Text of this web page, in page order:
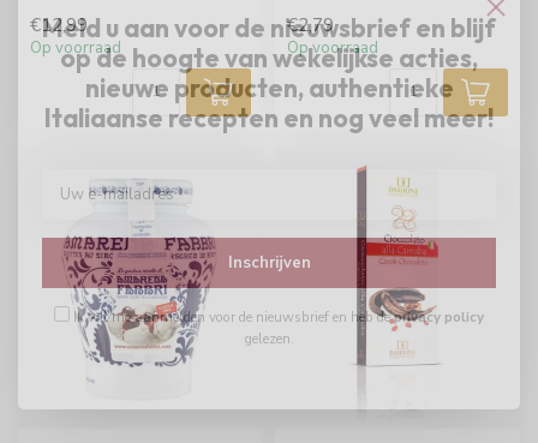
€12,99
Op voorraad
€2,79
Op voorraad
Meld u aan voor de nieuwsbrief en blijf
op de hoogte van wekelijkse acties,
nieuwe producten, authentieke
Italiaanse recepten en nog veel meer!
Inschrijven
Ik wil me aanmelden voor de nieuwsbrief en heb deprivacy policy
gelezen.